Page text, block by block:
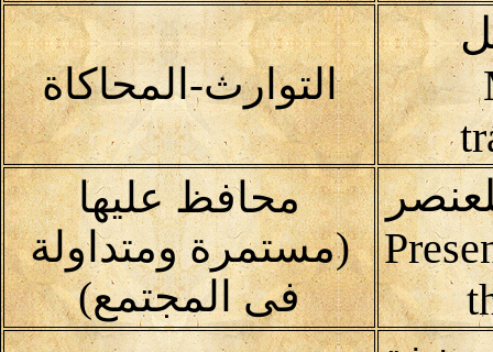
التوارث-المحاكاة
محافظ عليها
(مستمرة ومتداولة
فى المجتمع)